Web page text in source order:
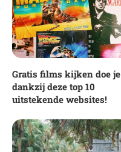
Gratis films kijken doe je
dankzij deze top 10
uitstekende websites!